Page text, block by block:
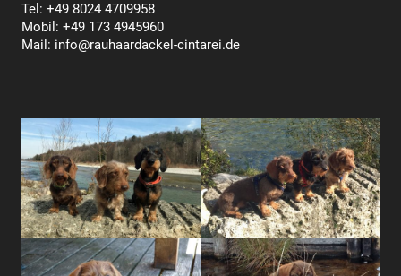
Tel: +49 8024 4709958
Mobil: +49 173 4945960
Mail: info@rauhaardackel-cintarei.de